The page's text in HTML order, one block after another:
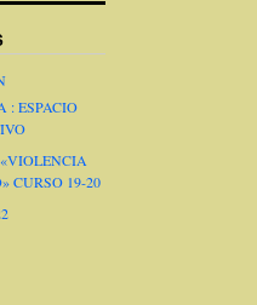
: ESPACIO
CURSO 19-20